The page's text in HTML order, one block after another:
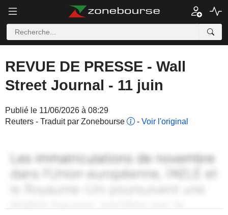
REVUE DE PRESSE - Wall
Street Journal - 11 juin
Publié le 11/06/2026 à 08:29
Reuters - Traduit par Zonebourse
- Voir l'original